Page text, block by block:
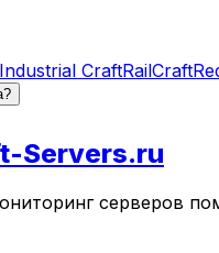
Industrial CraftRailCraft
Servers.ru
серверов